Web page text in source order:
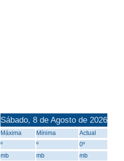
Sábado, 8 de Agosto de 2026
Máxima Mínima
Actual
º º
0º
mb mb
mb